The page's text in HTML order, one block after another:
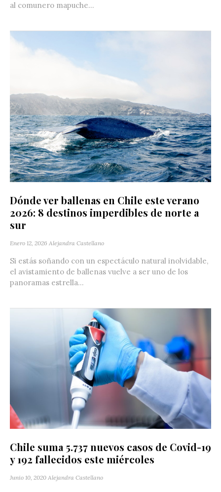
al comunero mapuche...
Dónde ver ballenas en Chile este verano
2026: 8 destinos imperdibles de norte a
sur
Enero 12, 2026 Alejandra Castellano
Si estás soñando con un espectáculo natural inolvidable,
el avistamiento de ballenas vuelve a ser uno de los
panoramas estrella...
Chile suma 5.737 nuevos casos de Covid-19
y 192 fallecidos este miércoles
Junio 10, 2020 Alejandra Castellano